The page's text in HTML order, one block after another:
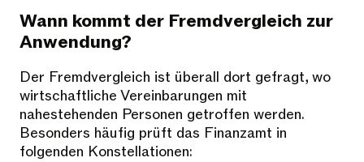
Wann kommt der Fremdvergleich zur
Anwendung?
Der Fremdvergleich ist überall dort gefragt, wo
wirtschaftliche Vereinbarungen mit
nahestehenden Personen getroffen werden.
Besonders häufig prüft das Finanzamt in
folgenden Konstellationen: